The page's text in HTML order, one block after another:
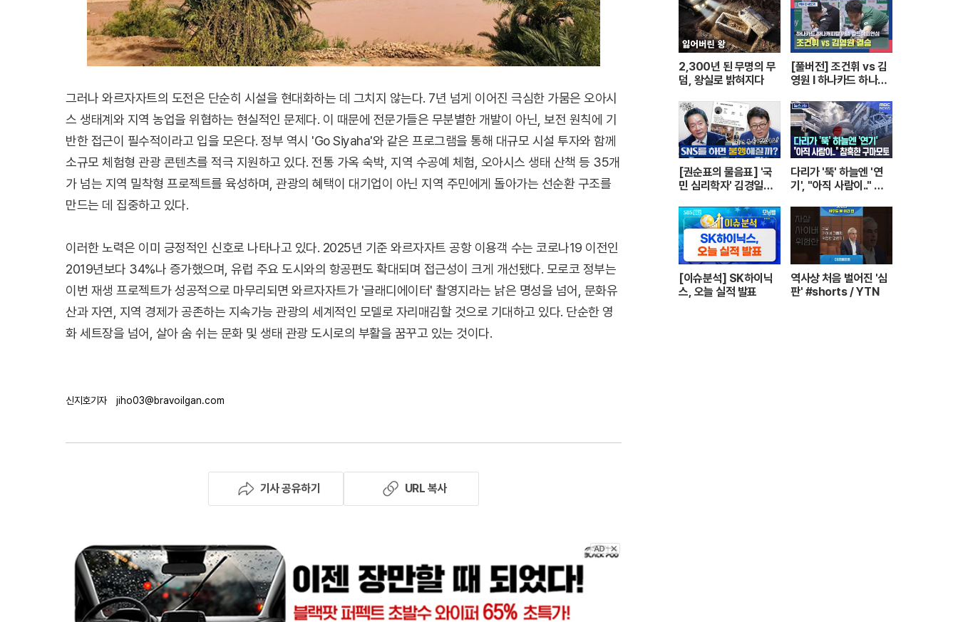
그러나 와르자자트의 도전은 단순히 시설을 현대화하는 데 그치지 않는다. 7년 넘게 이어진 극심한 가뭄은 오아시
스 생태계와 지역 농업을 위협하는 현실적인 문제다. 이 때문에 전문가들은 무분별한 개발이 아닌, 보전 원칙에 기
반한 접근이 필수적이라고 입을 모은다. 정부 역시 'Go Siyaha'와 같은 프로그램을 통해 대규모 시설 투자와 함께
소규모 체험형 관광 콘텐츠를 적극 지원하고 있다. 전통 가옥 숙박, 지역 수공예 체험, 오아시스 생태 산책 등 35개
가 넘는 지역 밀착형 프로젝트를 육성하며, 관광의 혜택이 대기업이 아닌 지역 주민에게 돌아가는 선순환 구조를
만드는 데 집중하고 있다.
이러한 노력은 이미 긍정적인 신호로 나타나고 있다. 2025년 기준 와르자자트 공항 이용객 수는 코로나19 이전인
2019년보다 34%나 증가했으며, 유럽 주요 도시와의 항공편도 확대되며 접근성이 크게 개선됐다. 모로코 정부는
이번 재생 프로젝트가 성공적으로 마무리되면 와르자자트가 '글래디에이터' 촬영지라는 낡은 명성을 넘어, 문화유
산과 자연, 지역 경제가 공존하는 지속가능 관광의 세계적인 모델로 자리매김할 것으로 기대하고 있다. 단순한 영
화 세트장을 넘어, 살아 숨 쉬는 문화 및 생태 관광 도시로의 부활을 꿈꾸고 있는 것이다.
신지호기자 jiho03@bravoilgan.com
기사 공유하기 URL 복사
2,300년 된 무명의 무
덤, 왕실로 밝혀지다
[풀버전] 조건휘 vs 김
영원 I 하나카드 하나캐
십 결승 I 2026.03.15
방송
[권순표의 물음표] '국
민 심리학자' 김경일에
맡겼다
다리가 '뚝' 하늘엔 '연
기', "아직 사람이.." 참
p/MBC뉴스]
[이슈분석] SK하이닉
스, 오늘 실적 발표
역사상 처음 벌어진 '심
판' #shorts / YTN